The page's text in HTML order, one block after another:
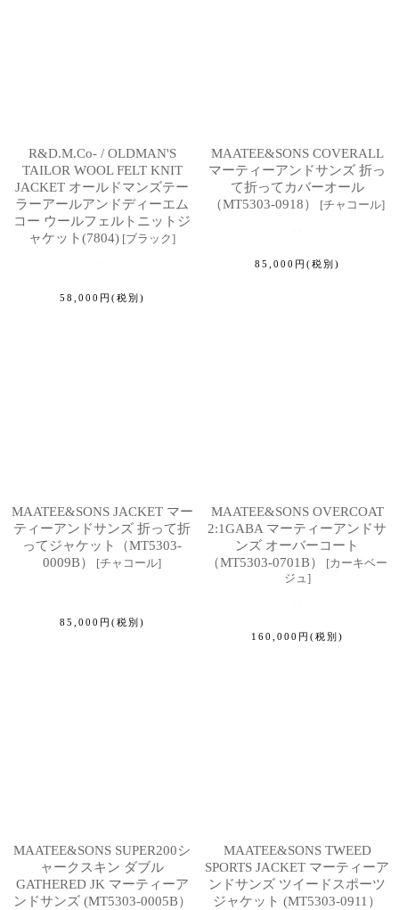
R&D.M.Co- / OLDMAN'S
TAILOR WOOL FELT KNIT
JACKET オールドマンズテー
ラーアールアンドディーエム
コー ウールフェルトニットジ
ャケット(7804) [ブラック]
58,000 円 (税別)
MAATEE&SONS COVERALL
マーティーアンドサンズ 折っ
て折ってカバーオール
（MT5303-0918）
[チャコール]
85,000 円 (税別)
MAATEE&SONS JACKET マー
ティーアンドサンズ 折って折
ってジャケット（MT5303-
0009B）
[チャコール]
85,000 円 (税別)
MAATEE&SONS OVERCOAT
2:1GABA マーティーアンドサ
ンズ オーバーコート
（MT5303-0701B）
[カーキベー
ジュ]
160,000 円 (税別)
MAATEE&SONS SUPER200シ
ャークスキン ダブル
GATHERED JK マーティーア
ンドサンズ (MT5303-0005B）
MAATEE&SONS TWEED
SPORTS JACKET マーティーア
ンドサンズ ツイードスポーツ
ジャケット (MT5303-0911）